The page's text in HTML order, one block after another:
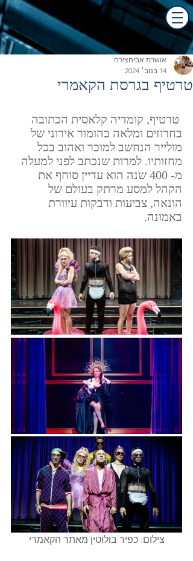
טרטיף בגרסת הקאמרי
אושרת אביחצירה
14 בנוב׳ 2024
טרטיף, קומדיה קלאסית הכתובה
בחרוזים ומלאה בהומור אירוני של
מולייר הנחשב למוכר ואהוב בכל
מחזותיו. למרות שנכתב לפני למעלה
מ- 400 שנה הוא עדיין סוחף את
הקהל למסע מרתק בעולם של
הונאה, צביעות ודבקות עיוורת
באמונה.
צילום: כפיר בולוטין מאתר הקאמרי